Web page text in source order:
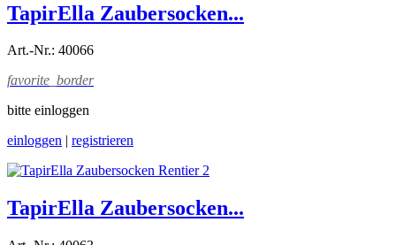
TapirElla Zaubersocken...
Art.-Nr.: 40066
favorite_border
bitte einloggen
einloggen
registrieren
TapirElla Zaubersocken...